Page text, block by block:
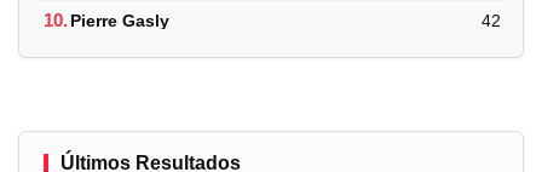
10.Pierre Gasly 42
Últimos Resultados